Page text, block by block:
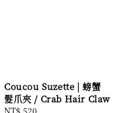
Coucou Suzette | 螃蟹
髮爪夾 / Crab Hair Claw
Regular
NT$ 520